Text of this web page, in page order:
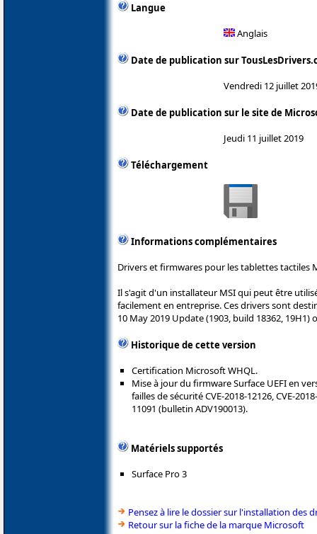
Langue
Anglais
Date de publication sur
Vendredi 12 juillet
Date de publication sur le site de
Jeudi 11 juillet 2019
Téléchargement
Informations complémentaires
Drivers et firmwares pour les tablettes tactiles
Il s'agit d'un installateur MSI qui peut être
facilement en entreprise. Ces drivers sont
10 May 2019 Update (1903, build 18362, 19H1)
Historique de cette version
Certification Microsoft WHQL.
Mise à jour du firmware Surface UEFI en
failles de sécurité CVE-2018-12126, CVE-
11091 (bulletin ADV190013).
Matériels supportés
Surface Pro 3
Pensez à lire le dossier sur l'installation des
Retour sur la fiche de la marque Microsoft